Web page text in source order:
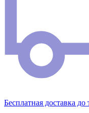
Бесплатная доставка